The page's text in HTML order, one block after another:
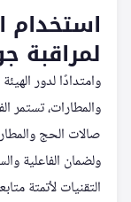
استخدام
لمراقبة
وامتدادًا لدور
والمطارات، تستمر
صالات الحج
ولضمان الفاعلية
التقنيات لأتمتة